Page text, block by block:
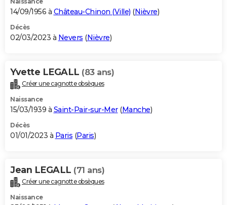
14/09/1956 à Château-Chinon (Ville) (Nièvre)
Décès
02/03/2023 à Nevers (Nièvre)
Yvette LEGALL (83 ans)
Créer une cagnotte obsèques
Naissance
15/03/1939 à Saint-Pair-sur-Mer(Manche)
Décès
01/01/2023 à Paris (Paris)
Jean LEGALL (71 ans)
Créer une cagnotte obsèques
Naissance